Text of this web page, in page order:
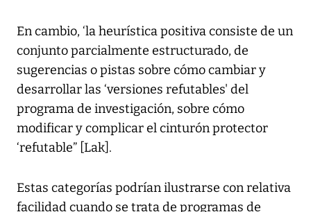
En cambio, ‘la heurística positiva consiste de un
conjunto parcialmente estructurado, de
sugerencias o pistas sobre cómo cambiar y
desarrollar las ‘versiones refutables' del
programa de investigación, sobre cómo
modificar y complicar el cinturón protector
‘refutable” [Lak].
Estas categorías podrían ilustrarse con relativa
facilidad cuando se trata de programas de